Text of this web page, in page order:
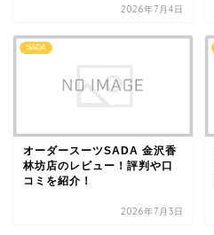
2026年7月4日
SADA
オーダースーツSADA 金沢香
林坊店のレビュー！評判や口
コミを紹介！
2026年7月3日